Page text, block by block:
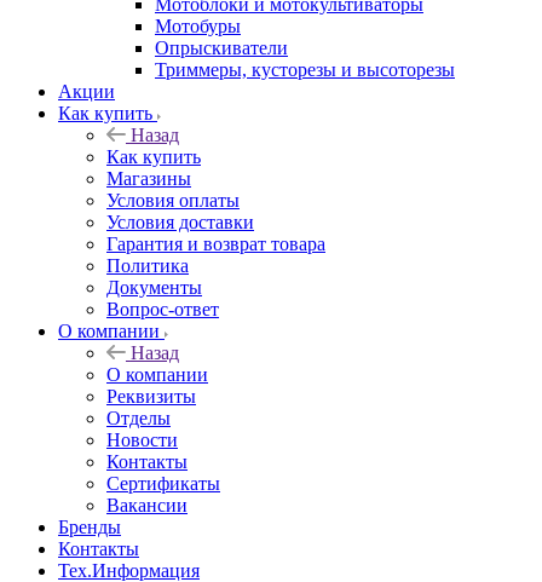
Мотоблоки и мотокультиваторы
Мотобуры
Опрыскиватели
Триммеры, кусторезы и высоторезы
Акции
Как купить
Назад
Как купить
Магазины
Условия оплаты
Условия доставки
Гарантия и возврат товара
Политика
Документы
Вопрос-ответ
О компании
Назад
О компании
Реквизиты
Отделы
Новости
Контакты
Сертификаты
Вакансии
Бренды
Контакты
Тех.Информация